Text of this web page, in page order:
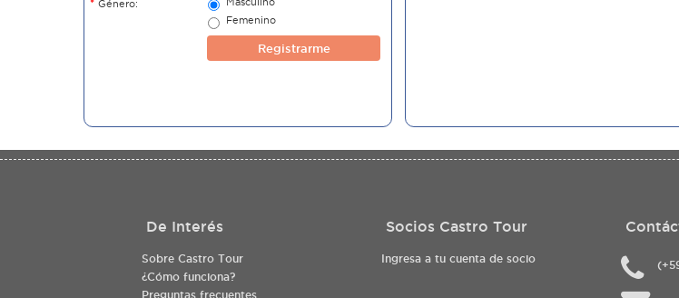
* Género:
Femenino
Registrarme
De Interés
Sobre Castro Tour
¿Cómo funciona?
Preguntas frecuentes
Socios Castro Tour
Ingresa a tu cuenta de socio